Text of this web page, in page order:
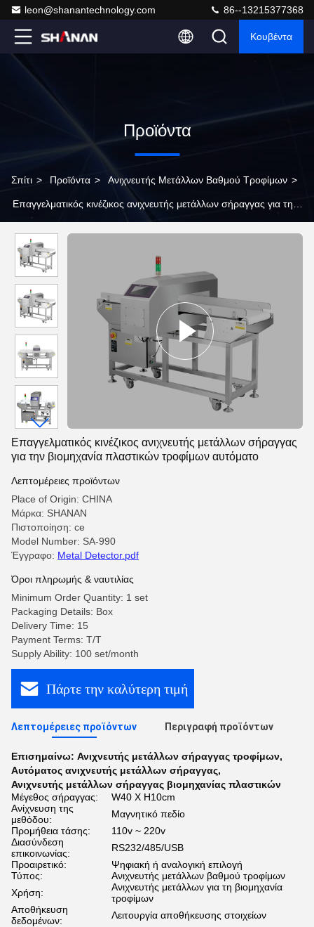
leon@shanantechnology.com 86--13215377368
Κουβέντα
Προϊόντα
Σπίτι > Προϊόντα > Ανιχνευτής Μετάλλων Βαθμού Τροφίμων >
Επαγγελματικός κινέζικος ανιχνευτής μετάλλων σήραγγας για την
Επαγγελματικός κινέζικος ανιχνευτής μετάλλων σήραγγας
για την βιομηχανία πλαστικών τροφίμων αυτόματο
Λεπτομέρειες προϊόντων
Place of Origin: CHINA
Μάρκα: SHANAN
Πιστοποίηση: ce
Model Number: SA-990
Έγγραφο: Metal Detector.pdf
Όροι πληρωμής & ναυτιλίας
Minimum Order Quantity: 1 set
Packaging Details: Box
Delivery Time: 15
Payment Terms: T/T
Supply Ability: 100 set/month
Πάρτε την καλύτερη τιμή
Λεπτομέρειες προϊόντων Περιγραφή προϊόντων
Επισημαίνω: Ανιχνευτής μετάλλων σήραγγας τροφίμων,
Αυτόματος ανιχνευτής μετάλλων σήραγγας,
Ανιχνευτής μετάλλων σήραγγας βιομηχανίας πλαστικών
Μέγεθος σήραγγας:
W40 X H10cm
Ανίχνευση της
μεθόδου:
Μαγνητικό πεδίο
Προμήθεια τάσης:
110v ~ 220v
Διασύνδεση
επικοινωνίας:
RS232/485/USB
Προαιρετικό:
Ψηφιακή ή αναλογική επιλογή
Τύπος:
Ανιχνευτής μετάλλων βαθμού τροφίμων
Χρήση:
Ανιχνευτής μετάλλων για τη βιομηχανία
τροφίμων
Αποθήκευση
δεδομένων:
Λειτουργία αποθήκευσης στοιχείων